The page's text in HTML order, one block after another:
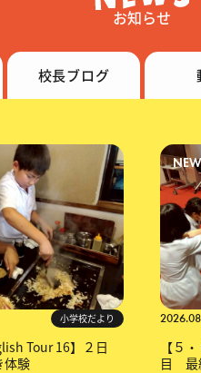
お知らせ
校長ブログ
小学校だより
Tour 16】２日
験
NEW
【５
目 最